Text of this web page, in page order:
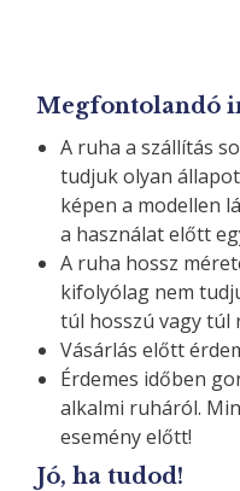
Megfontolandó
A ruha a szállítás
tudjuk olyan
képen a modellen
a használat előtt
A ruha hossz
kifolyólag nem
túl hosszú vagy túl
Vásárlás előtt
Érdemes időben
alkalmi ruháról.
esemény előtt!
Jó, ha tudod!